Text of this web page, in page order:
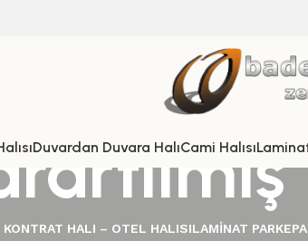
Duvardan Duvara HalıCami Halısı
KONTRAT HALI – OTEL HALISILAMINAT PARKE